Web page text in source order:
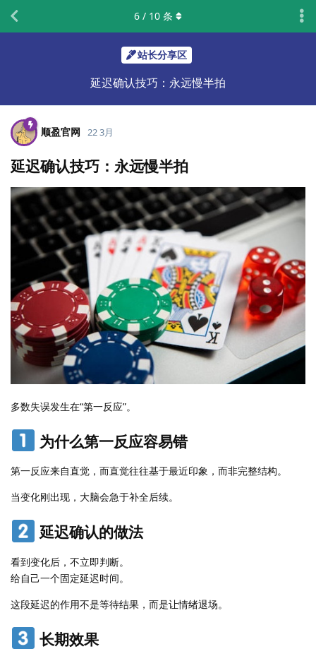
站长分享区
延迟确认技巧：永远慢半拍
6 / 10 条
顺盈官网 22 3月
延迟确认技巧：永远慢半拍
多数失误发生在“第一反应”。
为什么第一反应容易错
第一反应来自直觉，而直觉往往基于最近印象，而非完整结构。
当变化刚出现，大脑会急于补全后续。
延迟确认的做法
看到变化后，不立即判断。
给自己一个固定延迟时间。
这段延迟的作用不是等待结果，而是让情绪退场。
长期效果